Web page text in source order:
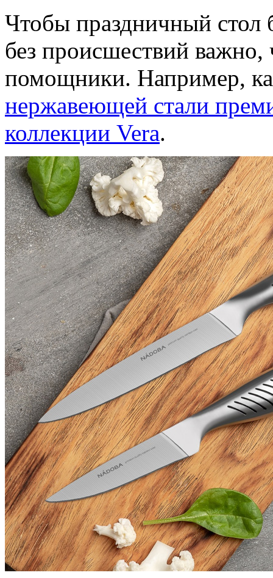
Чтобы праздничный стол
без происшествий
помощники. Например,
нержавеющей стали
коллекции Vera.